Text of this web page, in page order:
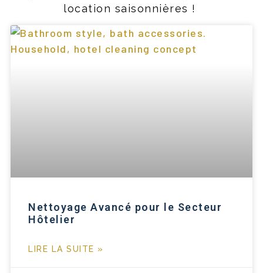
location saisonnières !
Nettoyage Avancé pour le Secteur
Hôtelier
LIRE LA SUITE »